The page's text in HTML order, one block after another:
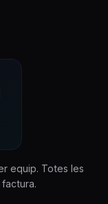
equip. Totes les